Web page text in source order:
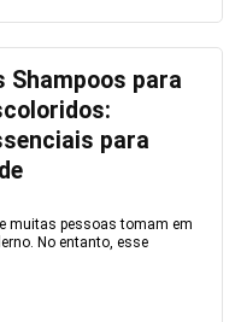
Shampoos para
para
muitas pessoas tomam em
No entanto, esse